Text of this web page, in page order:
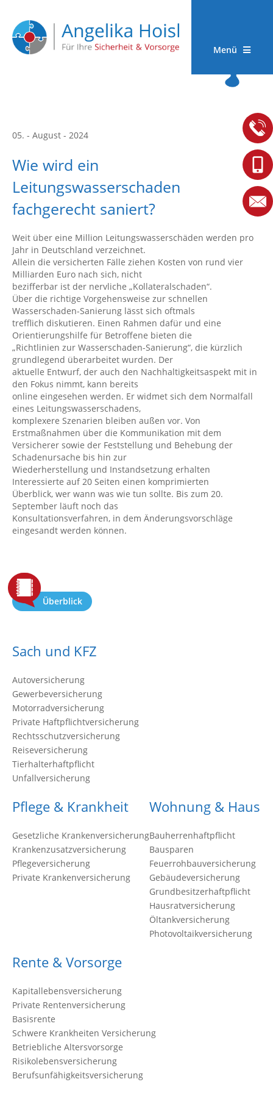
Menü
05. - August - 2024
Wie wird ein
Leitungswasserschaden
fachgerecht saniert?
Weit über eine Million Leitungswasserschäden werden pro
Jahr in Deutschland verzeichnet.
Allein die versicherten Fälle ziehen Kosten von rund vier
Milliarden Euro nach sich, nicht
bezifferbar ist der nervliche „Kollateralschaden“.
Über die richtige Vorgehensweise zur schnellen
Wasserschaden-Sanierung lässt sich oftmals
trefflich diskutieren. Einen Rahmen dafür und eine
Orientierungshilfe für Betroffene bieten die
„Richtlinien zur Wasserschaden-Sanierung“, die kürzlich
grundlegend überarbeitet wurden. Der
aktuelle Entwurf, der auch den Nachhaltigkeitsaspekt mit in
den Fokus nimmt, kann bereits
online eingesehen werden. Er widmet sich dem Normalfall
eines Leitungswasserschadens,
komplexere Szenarien bleiben außen vor. Von
Erstmaßnahmen über die Kommunikation mit dem
Versicherer sowie der Feststellung und Behebung der
Schadenursache bis hin zur
Wiederherstellung und Instandsetzung erhalten
Interessierte auf 20 Seiten einen komprimierten
Überblick, wer wann was wie tun sollte. Bis zum 20.
September läuft noch das
Konsultationsverfahren, in dem Änderungsvorschläge
eingesandt werden können.
Überblick
Sach und KFZ
Autoversicherung
Gewerbeversicherung
Motorradversicherung
Private Haftpflichtversicherung
Rechtsschutzversicherung
Reiseversicherung
Tierhalterhaftpflicht
Unfallversicherung
Pflege & Krankheit
Gesetzliche Krankenversicherung
Krankenzusatzversicherung
Pflegeversicherung
Private Krankenversicherung
Wohnung & Haus
Bauherrenhaftpflicht
Bausparen
Feuerrohbauversicherung
Gebäudeversicherung
Grundbesitzerhaftpflicht
Hausratversicherung
Öltankversicherung
Photovoltaikversicherung
Rente & Vorsorge
Kapitallebensversicherung
Private Rentenversicherung
Basisrente
Schwere Krankheiten Versicherung
Betriebliche Altersvorsorge
Risikolebensversicherung
Berufsunfähigkeitsversicherung